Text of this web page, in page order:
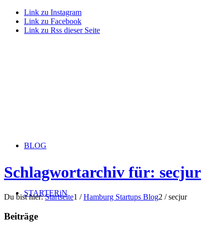
Link zu Instagram
Link zu Facebook
Link zu Rss dieser Seite
BLOG
STARTERiN
Schlagwortarchiv für: secjur
Du bist hier: Startseite1 / Hamburg Startups Blog2 / secjur
Beiträge